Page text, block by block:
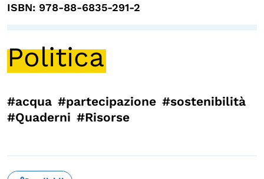
ISBN: 978-88-6835-291-2
Politica
#acqua #partecipazione #sostenibilità
#Quaderni #Risorse